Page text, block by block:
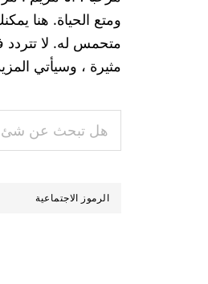
الرئيسية
ومتع الحياة. هنا
متحمس له. لا
مثيرة ، وسيأتي
تبحث
شئ؟
الرموز الاجتماعية